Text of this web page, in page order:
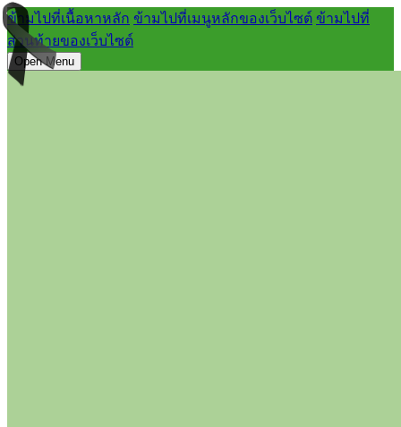
ข้ามไปที่เนื้อหาหลัก ข้ามไปที่เมนูหลักของเว็บไซต์ ข้ามไปที่
ส่วนท้ายของเว็บไซต์
Open Menu